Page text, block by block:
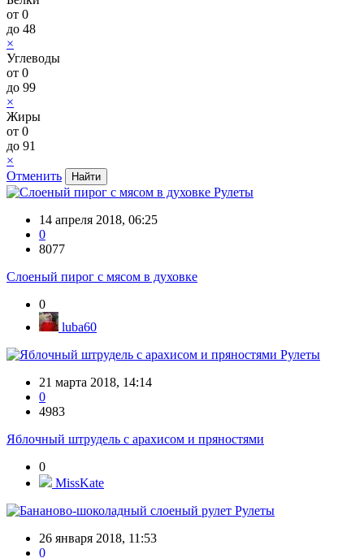
от 0
до 48
×
Углеводы
от 0
до 99
×
Жиры
от 0
до 91
×
Отменить
Рулеты
14 апреля 2018, 06:25
0
8077
Слоеный пирог с мясом в духовке
0
luba60
Рулеты
21 марта 2018, 14:14
0
4983
Яблочный штрудель с арахисом и пряностями
0
MissKate
Рулеты
26 января 2018, 11:53
0